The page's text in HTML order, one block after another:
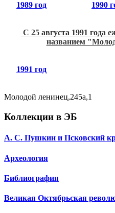
1989 год 1990
С 25 августа 1991 года
названием
1991 год
Молодой ленинец,245a,1
Коллекции в ЭБ
А. С. Пушкин и Псковский
Археология
Библиография
Великая Октябрьская